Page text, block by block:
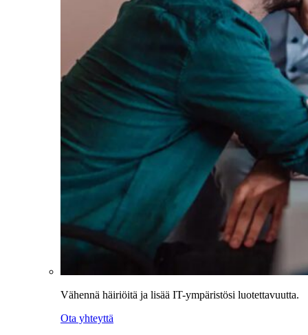
Vähennä häiriöitä ja lisää IT-ympäristösi luotettavuutta.
Ota yhteyttä